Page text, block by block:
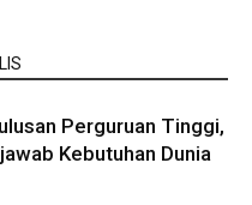
Perguruan Tinggi,
Kebutuhan Dunia